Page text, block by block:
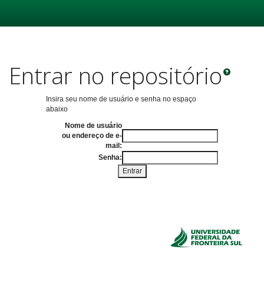
Entrar no repositório
Insira seu nome de usuário e senha no espaço
abaixo
Nome de usuário
ou endereço de e-
mail:
Senha: